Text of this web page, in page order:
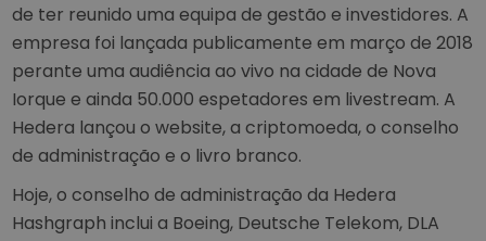
de ter reunido uma equipa de gestão e investidores. A
empresa foi lançada publicamente em março de 2018
perante uma audiência ao vivo na cidade de Nova
Iorque e ainda 50.000 espetadores em livestream. A
Hedera lançou o website, a criptomoeda, o conselho
de administração e o livro branco.
Hoje, o conselho de administração da Hedera
Hashgraph inclui a Boeing, Deutsche Telekom, DLA